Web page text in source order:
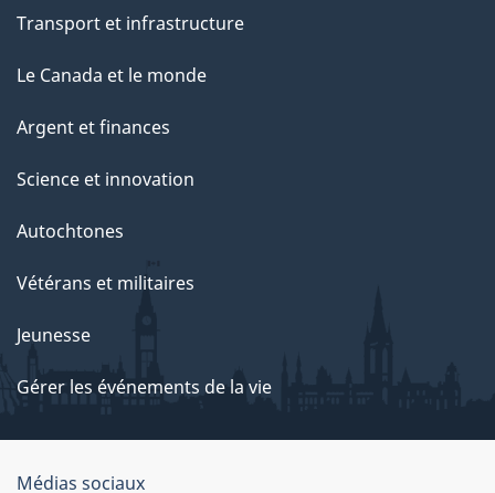
Transport et infrastructure
Le Canada et le monde
Argent et finances
Science et innovation
Autochtones
Vétérans et militaires
Jeunesse
Gérer les événements de la vie
Médias sociaux